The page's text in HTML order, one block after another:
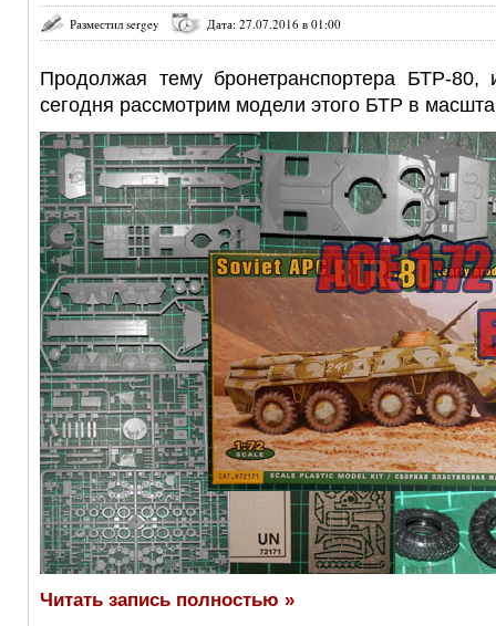
Разместил sergey Дата: 27.07.2016 в 01:00
Продолжая тему бронетранспортера БТР-
сегодня рассмотрим модели этого БТР в
Читать запись полностью »